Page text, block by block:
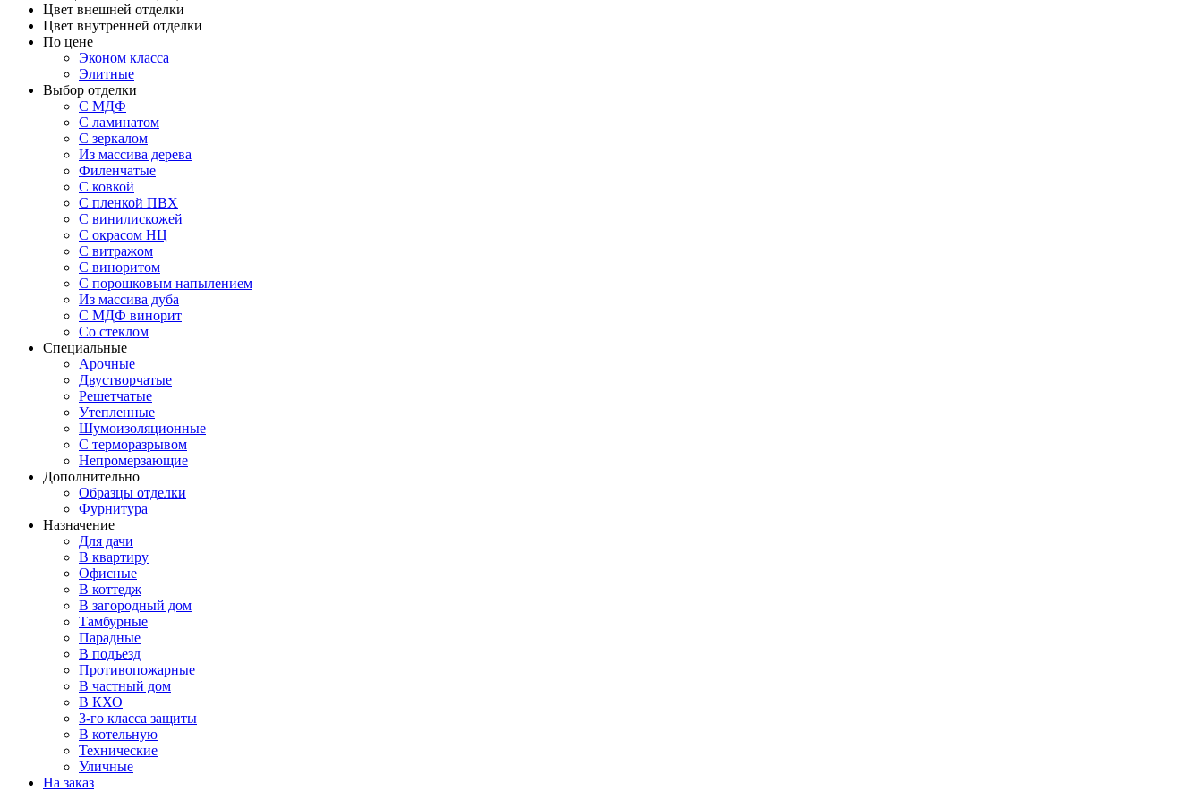
Цвет внешней отделки
Цвет внутренней отделки
По цене
Эконом класса
Элитные
Выбор отделки
С МДФ
С ламинатом
С зеркалом
Из массива дерева
Филенчатые
С ковкой
С пленкой ПВХ
С винилискожей
С окрасом НЦ
С витражом
С виноритом
С порошковым напылением
Из массива дуба
С МДФ винорит
Со стеклом
Специальные
Арочные
Двустворчатые
Решетчатые
Утепленные
Шумоизоляционные
С терморазрывом
Непромерзающие
Дополнительно
Образцы отделки
Фурнитура
Назначение
Для дачи
В квартиру
Офисные
В коттедж
В загородный дом
Тамбурные
Парадные
В подъезд
Противопожарные
В частный дом
В КХО
3-го класса защиты
В котельную
Технические
Уличные
На заказ